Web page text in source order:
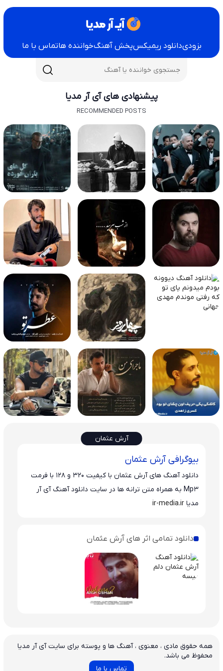
بزودیدانلود ریمیکسپخش آهنگخواننده هاتماس با ما
پیشنهادی های آی آر مدیا
RECOMMENDED POSTS
آرش عثمان
بیوگرافی آرش عثمان
دانلود آهنگ های آرش عثمان با کیفیت 320 و 128 با فرمت
Mp3 به همراه متن ترانه ها در سایت دانلود آهنگ آی آر
مدیا ir-media.ir
دانلود تمامی اثر های آرش عثمان
همه حقوق مادی ، معنوی ، آهنگ ها و پوسته برای سایت آی آر مدیا
محفوظ می باشد.
تماس با ما